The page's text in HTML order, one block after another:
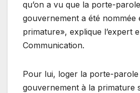
qu’on a vu que la porte-
gouvernement a été nommée
primature», explique l’expert
Communication.
Pour lui, loger la porte-
gouvernement à la primature